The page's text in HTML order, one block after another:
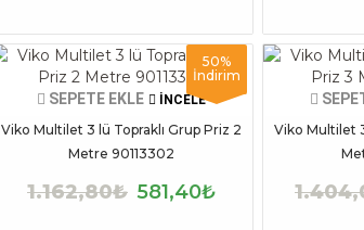
50%
İndirim
SEPETE EKLE İNCELE
Viko Multilet 3 lü Topraklı Grup Priz 2
Metre 90113302
1.162,80₺ 581,40₺
Viko Multilet